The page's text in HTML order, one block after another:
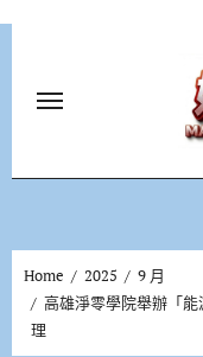
Home 2025
9 月
高雄淨零學院舉辦「
理